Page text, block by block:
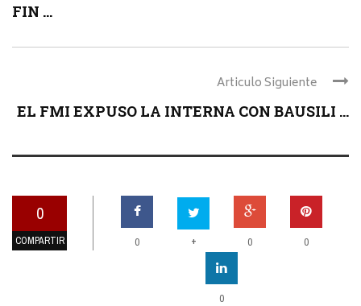
FIN ...
Articulo Siguiente
EL FMI EXPUSO LA INTERNA CON BAUSILI ...
0
COMPARTIR 0 + 0 0
0